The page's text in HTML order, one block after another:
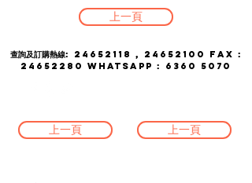
上一頁
查詢及訂購熱線: 24652118 , 24652100
FAX :
24652280 whatsapp : 6360 5070
上一頁 上一頁